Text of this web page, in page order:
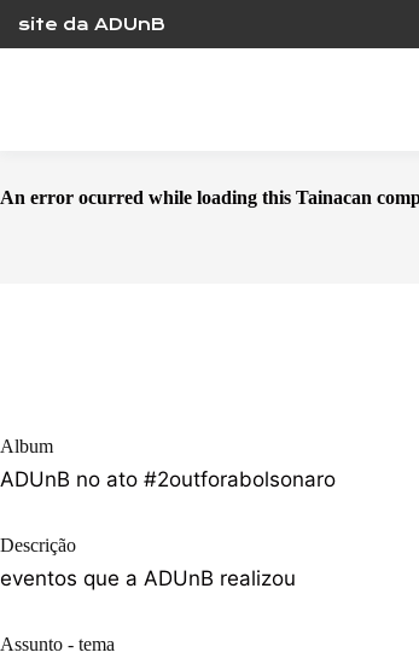
content
site da ADUnB
An error ocurred while loading this Tainacan
Album
ADUnB no ato #2outforabolsonaro
Descrição
eventos que a ADUnB realizou
Assunto - tema